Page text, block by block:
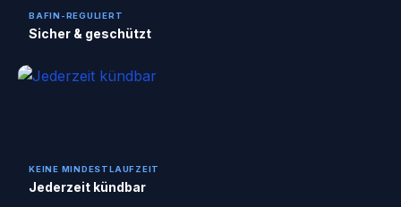
BAFIN-REGULIERT
Sicher & geschützt
KEINE MINDESTLAUFZEIT
Jederzeit kündbar